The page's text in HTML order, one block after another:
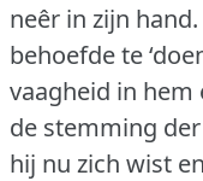
neêr in zijn hand.
behoefde te
vaagheid in
de stemming
hij nu zich wist